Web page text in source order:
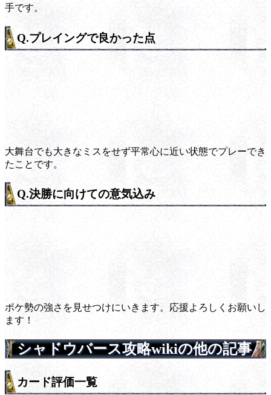
手です。
Q.プレイングで良かった点
大舞台でも大きなミスをせず平常心に近い状態でプレーでき
たことです。
Q.決勝に向けての意気込み
ポケ勢の強さを見せつけにいきます。応援よろしくお願いし
ます！
シャドウバース攻略wikiの他の記事
カード評価一覧